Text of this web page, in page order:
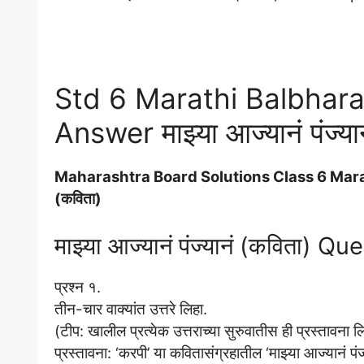
Std 6 Marathi
Answer माझ्या आज्यानं
Maharashtra Board Solutions Class 6
(कविता)
माझ्या आज्यानं पंज्यानं (कविता)
प्रश्न १.
तीन-चार वाक्यांत उत्तरे लिहा.
(टीप: खालील प्रत्येक उत्तराच्या सुरुवातीस ही
प्रस्तावना: ‘करपी’ या कवितासंग्रहातील ‘माझ्या